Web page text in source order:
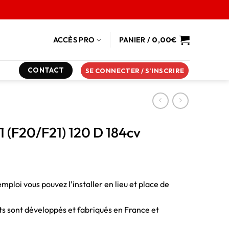
ACCÈS PRO PANIER / 0,00€
CONTACT SE CONNECTER / S’INSCRIRE
(F20/F21) 120 D 184cv
vous pouvez l’installer en lieu et place de
sont développés et fabriqués en France et